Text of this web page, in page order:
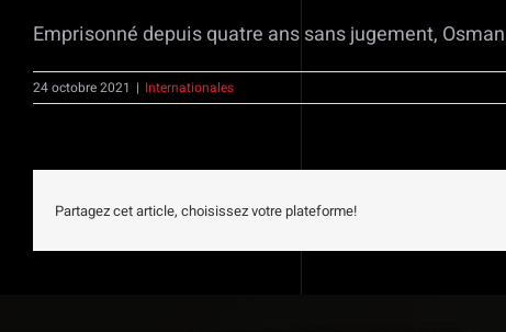
Emprisonné depuis quatre ans sans jugement,
24 octobre 2021 | Internationales
Partagez cet article, choisissez votre plateforme!